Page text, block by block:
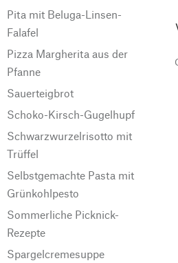
Pita mit Beluga-Linsen-
Falafel
Pizza Margherita aus der
Pfanne
Sauerteigbrot
Schoko-Kirsch-Gugelhupf
Schwarzwurzelrisotto mit
Trüffel
Selbstgemachte Pasta mit
Grünkohlpesto
Sommerliche Picknick-
Rezepte
Spargelcremesuppe